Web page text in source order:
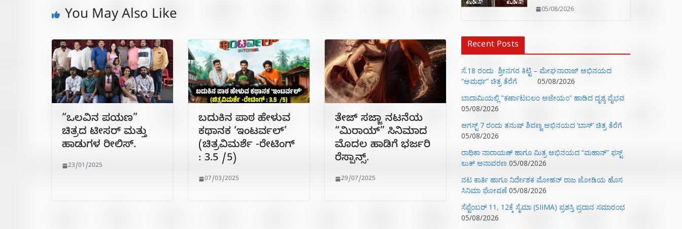
You May Also Like
“ಒಲವಿನ ಪಯಣ”
ಚಿತ್ರದ ಟೀಸರ್ ಮತ್ತು
ಹಾಡುಗಳ ರೀಲಿಸ್.
23/01/2025
ಬದುಕಿನ ಪಾಠ ಹೇಳುವ
ಕಥಾನಕ ‘ಇಂಟರ್ವಲ್’
(ಚಿತ್ರವಿಮರ್ಶೆ -ರೇಟಿಂಗ್
: 3.5 /5)
07/03/2025
ತೇಜ್ ಸಜ್ಜಾ ನಟನೆಯ
“ಮಿರಾಯ್” ಸಿನಿಮಾದ
ಮೊದಲ ಹಾಡಿಗೆ ಭರ್ಜರಿ
ರೆಸ್ಪಾನ್ಸ್.
29/07/2025
05/08/2026
Recent Posts
ಸೆ.18 ರಂದು ಶ್ರೀನಗರ ಕಿಟ್ಟಿ – ಮೇಘನಾರಾಜ್ ಅಭಿನಯದ
“ಅಮರ್ಥ” ಚಿತ್ರ ತೆರೆಗೆ
05/08/2026
ಬಾದಾಮಿಯಲ್ಲಿ “ಕರ್ಣಾಟಬಲಂ ಅಜೇಯಂ” ಹಾಡಿದ ದೃಶ್ಯ ವೈಭವ
05/08/2026
ಆಗಸ್ಟ್ 7 ರಂದು ತನುಷ್ ಶಿವಣ್ಣ ಅಭಿನಯದ ‘ಬಾಸ್’ ಚಿತ್ರ ತೆರೆಗೆ
05/08/2026
ರಾಧಿಕಾ ನಾರಾಯಣ್ ಹಾಗೂ ಮಿತ್ರ ಅಭಿನಯದ “ಮಹಾನ್” ಫಸ್ಟ್
ಲುಕ್ ಅನಾವರಣ 05/08/2026
ನಟ ಕಾರ್ತಿ ಹಾಗೂ ನಿರ್ದೇಶಕ ಮೋಹನ್ ರಾಜ ಜೋಡಿಯ ಹೊಸ
ಸಿನಿಮಾ ಘೋಷಣೆ 05/08/2026
ಸೆಪ್ಟೆಂಬರ್ 11, 12ಕ್ಕೆ ಸೈಮಾ (SIIMA) ಪ್ರಶಸ್ತಿ ಪ್ರದಾನ ಸಮಾರಂಭ
05/08/2026